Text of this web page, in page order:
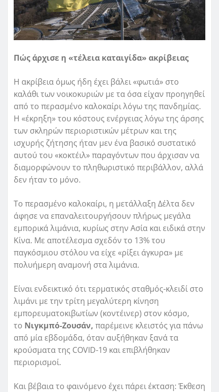
Πώς άρχισε η «τέλεια καταιγίδα» ακρίβειας
Η ακρίβεια όμως ήδη έχει βάλει «φωτιά» στο
καλάθι των νοικοκυριών με τα όσα είχαν προηγηθεί
από το περασμένο καλοκαίρι λόγω της πανδημίας.
Η «έκρηξη» του κόστους ενέργειας λόγω της άρσης
των σκληρών περιοριστικών μέτρων και της
ισχυρής ζήτησης ήταν μεν ένα βασικό συστατικό
αυτού του «κοκτέιλ» παραγόντων που άρχισαν να
διαμορφώνουν το πληθωριστικό περιβάλλον, αλλά
δεν ήταν το μόνο.
Το περασμένο καλοκαίρι, η μετάλλαξη Δέλτα δεν
άφησε να επαναλειτουργήσουν πλήρως μεγάλα
εμπορικά λιμάνια, κυρίως στην Ασία και ειδικά στην
Κίνα. Με αποτέλεσμα σχεδόν το 13% του
παγκόσμιου στόλου να είχε «ρίξει άγκυρα» με
πολυήμερη αναμονή στα λιμάνια.
Είναι ενδεικτικό ότι τερματικός σταθμός-κλειδί στο
λιμάνι με την τρίτη μεγαλύτερη κίνηση
εμπορευματοκιβωτίων (κοντέινερ) στον κόσμο,
το Νιγκμπό-Ζουσάν, παρέμεινε κλειστός για πάνω
από μία εβδομάδα, όταν αυξήθηκαν ξανά τα
κρούσματα της COVID-19 και επιβλήθηκαν
περιορισμοί.
Και βέβαια το φαινόμενο έχει πάρει έκταση: Έκθεση